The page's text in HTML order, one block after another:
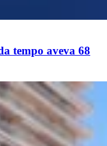
tempo aveva 68